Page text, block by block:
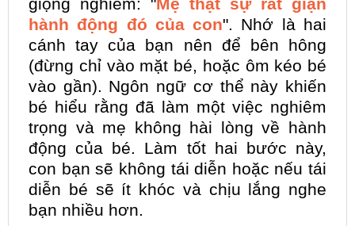
giọng nghiêm: "Mẹ thật sự rất giận
hành động đó của con". Nhớ là hai
cánh tay của bạn nên để bên hông
(đừng chỉ vào mặt bé, hoặc ôm kéo bé
vào gần). Ngôn ngữ cơ thể này khiến
bé hiểu rằng đã làm một việc nghiêm
trọng và mẹ không hài lòng về hành
động của bé. Làm tốt hai bước này,
con bạn sẽ không tái diễn hoặc nếu tái
diễn bé sẽ ít khóc và chịu lắng nghe
bạn nhiều hơn.